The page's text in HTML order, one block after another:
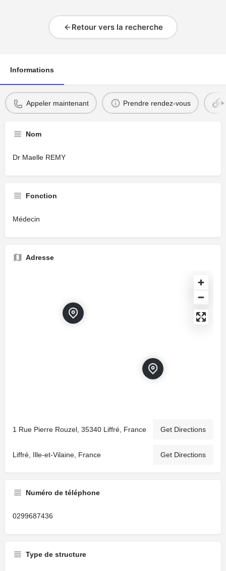
Retour vers la recherche
Informations
Appeler maintenant Prendre rendez-vous
Nom
Dr Maelle REMY
Fonction
Médecin
Adresse
1 Rue Pierre Rouzel, 35340 Liffré, France Get Directions
Liffré, Ille-et-Vilaine, France Get Directions
Numéro de téléphone
0299687436
Type de structure